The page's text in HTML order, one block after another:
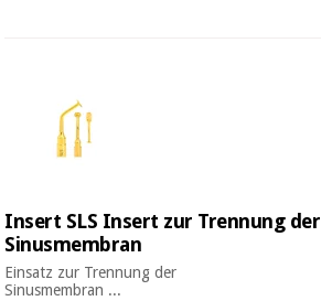
Insert SLS Insert zur Trennung der
Sinusmembran
Einsatz zur Trennung der
Sinusmembran ...